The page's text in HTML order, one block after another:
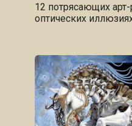
12 потрясающих
оптических